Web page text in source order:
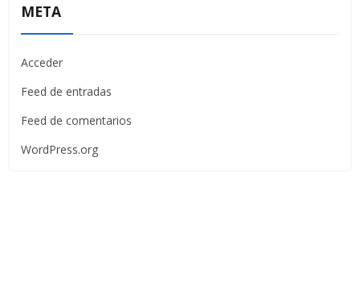
META
Acceder
Feed de entradas
Feed de comentarios
WordPress.org